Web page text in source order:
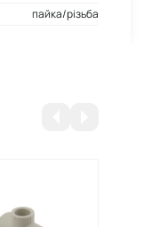
пайка/різьба